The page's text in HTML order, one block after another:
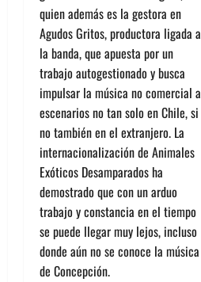
quien además es la gestora en
Agudos Gritos, productora ligada a
la banda, que apuesta por un
trabajo autogestionado y busca
impulsar la música no comercial a
escenarios no tan solo en Chile, si
no también en el extranjero. La
internacionalización de Animales
Exóticos Desamparados ha
demostrado que con un arduo
trabajo y constancia en el tiempo
se puede llegar muy lejos, incluso
donde aún no se conoce la música
de Concepción.